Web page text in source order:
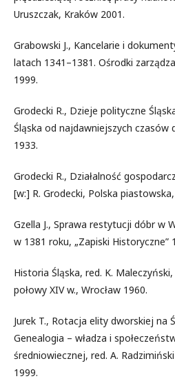
Uruszczak, Kraków 2001.
Grabowski J., Kancelarie i
latach 1341–1381. Ośrodki
1999.
Grodecki R., Dzieje polityczne
Śląska od najdawniejszych
1933.
Grodecki R., Działalność
[w:] R. Grodecki, Polska
Gzella J., Sprawa restytucji dóbr w
w 1381 roku, „Zapiski Historyczne”
Historia Śląska, red. K.
połowy XIV w., Wrocław 1960.
Jurek T., Rotacja elity dworskiej na
Genealogia – władza i
średniowiecznej, red. A.
1999.